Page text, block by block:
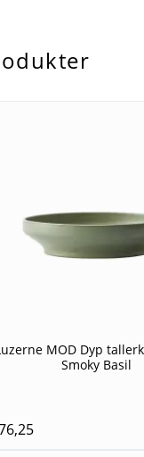
MOD Dyp
Smoky Basil